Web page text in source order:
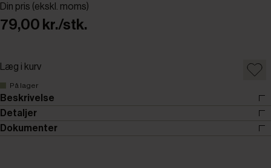
Din pris (ekskl. moms)
79,00 kr./stk.
Læg i kurv
På lager
Beskrivelse
Detaljer
Dokumenter